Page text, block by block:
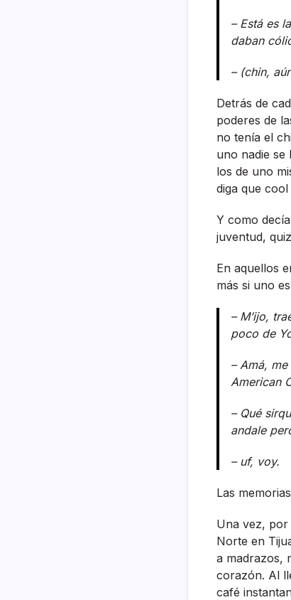
– Está es
daban
– (chin,
Detrás de
poderes de
no tení­a el
uno nadie se
los de uno
diga que
Y como
juventud,
En aquellos
más si uno
– M’ijo,
poco de
– Amá,
American
– Qué
andale
– uf, voy.
Las
Una vez,
Norte en
a madrazos,
corazón. Al
café